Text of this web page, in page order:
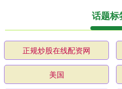
话题标
正规炒股在线配资网
美国